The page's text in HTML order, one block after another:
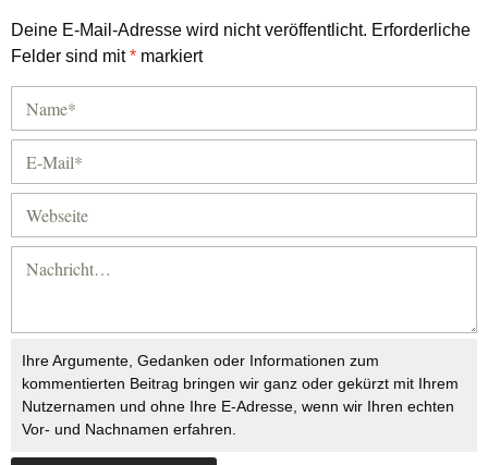
Deine E-Mail-Adresse wird nicht veröffentlicht. Erforderliche
Felder sind mit* markiert
Ihre Argumente, Gedanken oder Informationen zum
kommentierten Beitrag bringen wir ganz oder gekürzt mit Ihrem
Nutzernamen und ohne Ihre E-Adresse, wenn wir Ihren echten
Vor- und Nachnamen erfahren.